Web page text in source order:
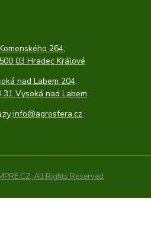
264,
500 03 Hradec Králové
nad Labem 204,
31 Vysoká nad Labem
info@agrosfera.cz
All Rights Reserved